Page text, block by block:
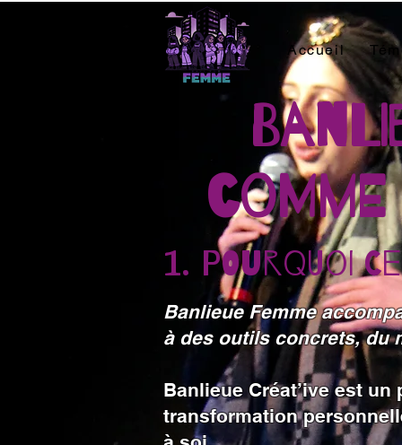
Accueil
Banlieue Femme
à des outils concrets, du
Banlieue Créat’ive est
transformation
1. POURQUOI